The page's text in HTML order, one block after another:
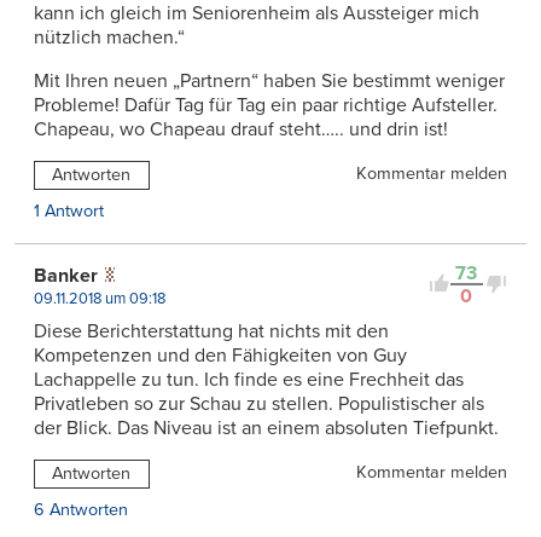
kann ich gleich im Seniorenheim als Aussteiger mich
nützlich machen.“
Mit Ihren neuen „Partnern“ haben Sie bestimmt weniger
Probleme! Dafür Tag für Tag ein paar richtige Aufsteller.
Chapeau, wo Chapeau drauf steht….. und drin ist!
Antworten
Kommentar melden
1 Antwort
73
0
Banker
09.11.2018 um 09:18
Diese Berichterstattung hat nichts mit den
Kompetenzen und den Fähigkeiten von Guy
Lachappelle zu tun. Ich finde es eine Frechheit das
Privatleben so zur Schau zu stellen. Populistischer als
der Blick. Das Niveau ist an einem absoluten Tiefpunkt.
Antworten
Kommentar melden
6 Antworten